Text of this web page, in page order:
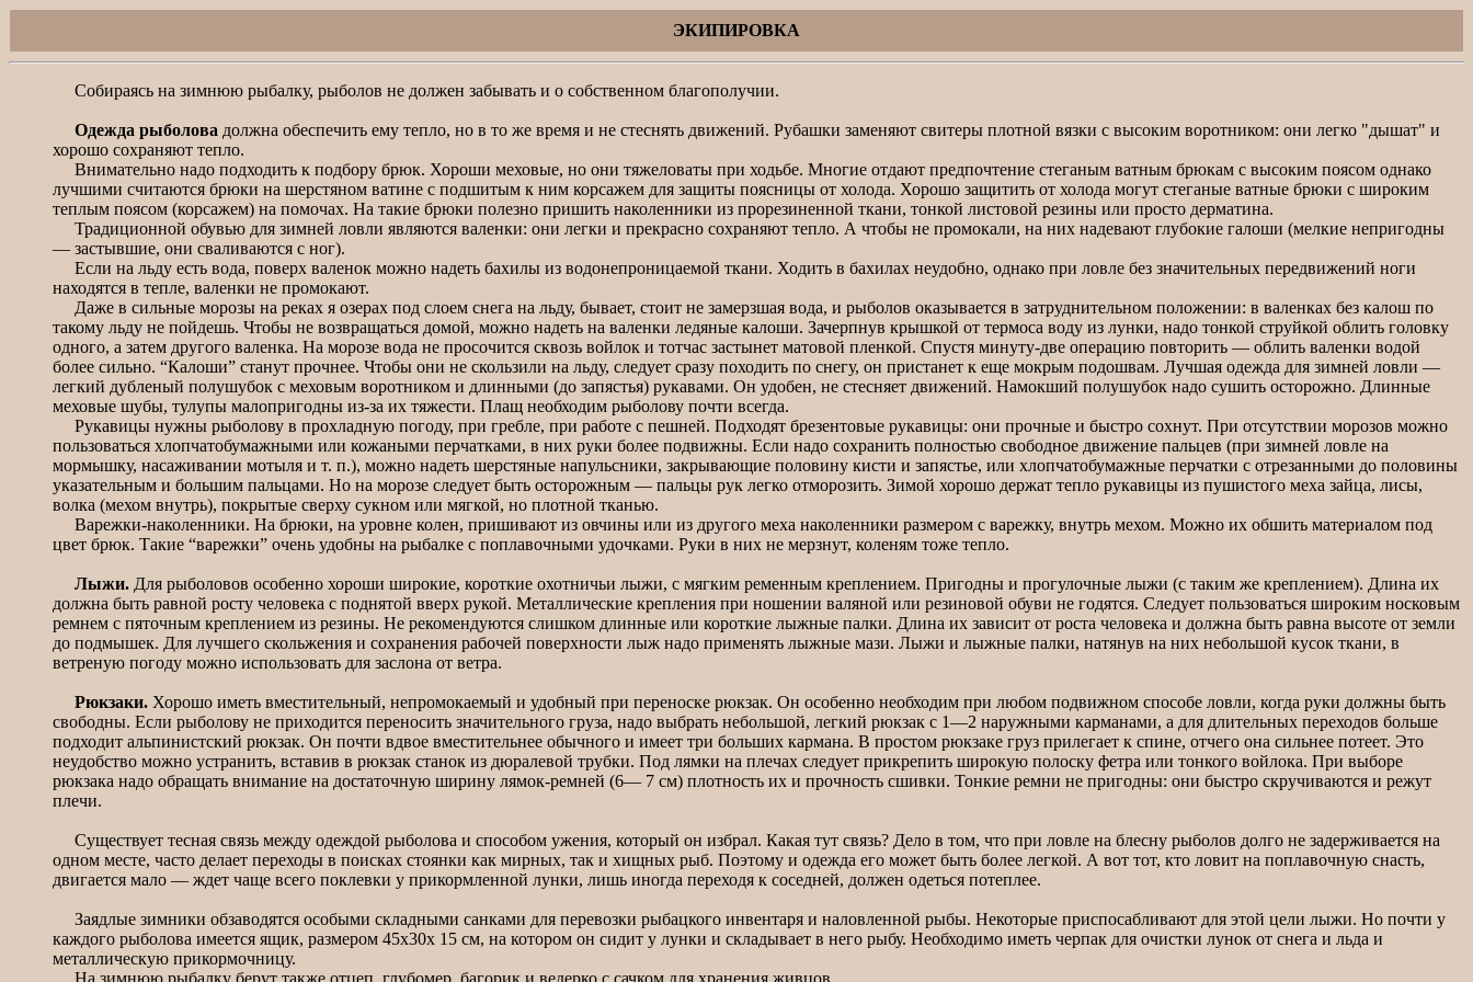
ЭКИПИРОВКА
Собираясь на зимнюю рыбалку, рыболов не должен забывать и о собственном благополучии.
Одежда рыболова должна обеспечить ему тепло, но в то же время и не стеснять движений. Рубашки заменяют свитеры плотной вязки с высоким воротником: они легко "дышат" и
хорошо сохраняют тепло.
Внимательно надо подходить к подбору брюк. Хороши меховые, но они тяжеловаты при ходьбе. Многие отдают предпочтение стеганым ватным брюкам с высоким поясом однако
лучшими считаются брюки на шерстяном ватине с подшитым к ним корсажем для защиты поясницы от холода. Хорошо защитить от холода могут стеганые ватные брюки с широким
теплым поясом (корсажем) на помочах. На такие брюки полезно пришить наколенники из прорезиненной ткани, тонкой листовой резины или просто дерматина.
Традиционной обувью для зимней ловли являются валенки: они легки и прекрасно сохраняют тепло. А чтобы не промокали, на них надевают глубокие галоши (мелкие непригодны
— застывшие, они сваливаются с ног).
Если на льду есть вода, поверх валенок можно надеть бахилы из водонепроницаемой ткани. Ходить в бахилах неудобно, однако при ловле без значительных передвижений ноги
находятся в тепле, валенки не промокают.
Даже в сильные морозы на реках я озерах под слоем снега на льду, бывает, стоит не замерзшая вода, и рыболов оказывается в затруднительном положении: в валенках без калош по
такому льду не пойдешь. Чтобы не возвращаться домой, можно надеть на валенки ледяные калоши. Зачерпнув крышкой от термоса воду из лунки, надо тонкой струйкой облить головку
одного, а затем другого валенка. На морозе вода не просочится сквозь войлок и тотчас застынет матовой пленкой. Спустя минуту-две операцию повторить — облить валенки водой
более сильно. “Калоши” станут прочнее. Чтобы они не скользили на льду, следует сразу походить по снегу, он пристанет к еще мокрым подошвам. Лучшая одежда для зимней ловли —
легкий дубленый полушубок с меховым воротником и длинными (до запястья) рукавами. Он удобен, не стесняет движений. Намокший полушубок надо сушить осторожно. Длинные
меховые шубы, тулупы малопригодны из-за их тяжести. Плащ необходим рыболову почти всегда.
Рукавицы нужны рыболову в прохладную погоду, при гребле, при работе с пешней. Подходят брезентовые рукавицы: они прочные и быстро сохнут. При отсутствии морозов можно
пользоваться хлопчатобумажными или кожаными перчатками, в них руки более подвижны. Если надо сохранить полностью свободное движение пальцев (при зимней ловле на
мормышку, насаживании мотыля и т. п.), можно надеть шерстяные напульсники, закрывающие половину кисти и запястье, или хлопчатобумажные перчатки с отрезанными до половины
указательным и большим пальцами. Но на морозе следует быть осторожным — пальцы рук легко отморозить. Зимой хорошо держат тепло рукавицы из пушистого меха зайца, лисы,
волка (мехом внутрь), покрытые сверху сукном или мягкой, но плотной тканью.
Варежки-наколенники. На брюки, на уровне колен, пришивают из овчины или из другого меха наколенники размером с варежку, внутрь мехом. Можно их обшить материалом под
цвет брюк. Такие “варежки” очень удобны на рыбалке с поплавочными удочками. Руки в них не мерзнут, коленям тоже тепло.
Лыжи. Для рыболовов особенно хороши широкие, короткие охотничьи лыжи, с мягким ременным креплением. Пригодны и прогулочные лыжи (с таким же креплением). Длина их
должна быть равной росту человека с поднятой вверх рукой. Металлические крепления при ношении валяной или резиновой обуви не годятся. Следует пользоваться широким носковым
ремнем с пяточным креплением из резины. Не рекомендуются слишком длинные или короткие лыжные палки. Длина их зависит от роста человека и должна быть равна высоте от земли
до подмышек. Для лучшего скольжения и сохранения рабочей поверхности лыж надо применять лыжные мази. Лыжи и лыжные палки, натянув на них небольшой кусок ткани, в
ветреную погоду можно использовать для заслона от ветра.
Рюкзаки. Хорошо иметь вместительный, непромокаемый и удобный при переноске рюкзак. Он особенно необходим при любом подвижном способе ловли, когда руки должны быть
свободны. Если рыболову не приходится переносить значительного груза, надо выбрать небольшой, легкий рюкзак с 1—2 наружными карманами, а для длительных переходов больше
подходит альпинистский рюкзак. Он почти вдвое вместительнее обычного и имеет три больших кармана. В простом рюкзаке груз прилегает к спине, отчего она сильнее потеет. Это
неудобство можно устранить, вставив в рюкзак станок из дюралевой трубки. Под лямки на плечах следует прикрепить широкую полоску фетра или тонкого войлока. При выборе
рюкзака надо обращать внимание на достаточную ширину лямок-ремней (6— 7 см) плотность их и прочность сшивки. Тонкие ремни не пригодны: они быстро скручиваются и режут
плечи.
Существует тесная связь между одеждой рыболова и способом ужения, который он избрал. Какая тут связь? Дело в том, что при ловле на блесну рыболов долго не задерживается на
одном месте, часто делает переходы в поисках стоянки как мирных, так и хищных рыб. Поэтому и одежда его может быть более легкой. А вот тот, кто ловит на поплавочную снасть,
двигается мало — ждет чаще всего поклевки у прикормленной лунки, лишь иногда переходя к соседней, должен одеться потеплее.
Заядлые зимники обзаводятся особыми складными санками для перевозки рыбацкого инвентаря и наловленной рыбы. Некоторые приспосабливают для этой цели лыжи. Но почти у
каждого рыболова имеется ящик, размером 45х30х 15 см, на котором он сидит у лунки и складывает в него рыбу. Необходимо иметь черпак для очистки лунок от снега и льда и
металлическую прикормочницу.
На зимнюю рыбалку берут также отцеп, глубомер, багорик и ведерко с сачком для хранения живцов.